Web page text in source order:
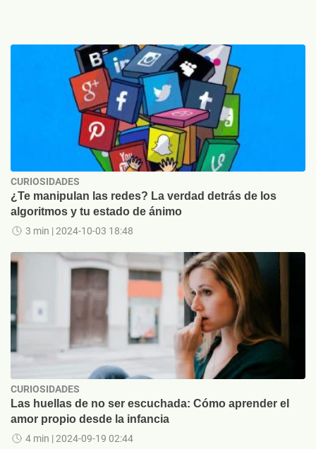
CURIOSIDADES
¿Te manipulan las redes? La verdad detrás de los
algoritmos y tu estado de ánimo
3 min | 2024-10-03 18:48
CURIOSIDADES
Las huellas de no ser escuchada: Cómo aprender el
amor propio desde la infancia
4 min | 2024-09-19 02:44